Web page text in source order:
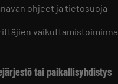
ohjeet ja tietosuoja
tai paikallisyhdistys